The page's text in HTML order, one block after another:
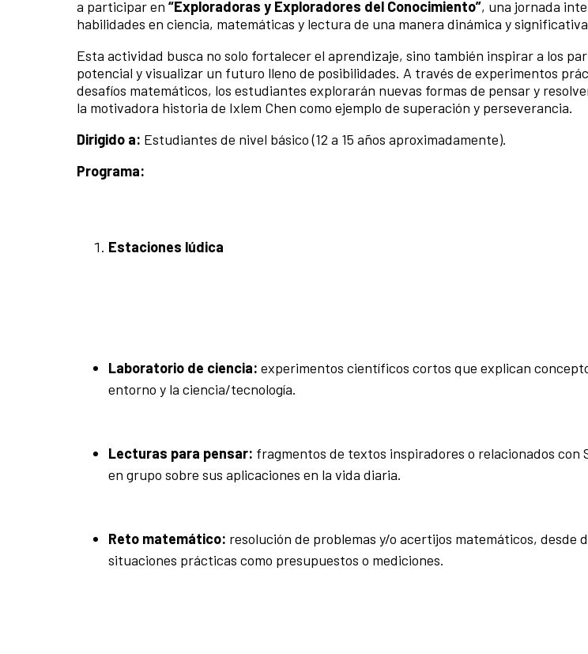
a participar en “Exploradoras y Exploradores del Conocimiento”, una jornada
habilidades en ciencia, matemáticas y lectura de una manera dinámica y
Esta actividad busca no solo fortalecer el aprendizaje, sino también inspirar a los
potencial y visualizar un futuro lleno de posibilidades. A través de experimentos
desafíos matemáticos, los estudiantes explorarán nuevas formas de pensar y
la motivadora historia de Ixlem Chen como ejemplo de superación y perseverancia.
Dirigido a: Estudiantes de nivel básico (12 a 15 años aproximadamente).
Programa:
Estaciones lúdica
Laboratorio de ciencia: experimentos científicos cortos que explican
entorno y la ciencia/tecnología.
Lecturas para pensar: fragmentos de textos inspiradores o relacionados con
en grupo sobre sus aplicaciones en la vida diaria.
Reto matemático: resolución de problemas y/o acertijos matemáticos, desde
situaciones prácticas como presupuestos o mediciones.